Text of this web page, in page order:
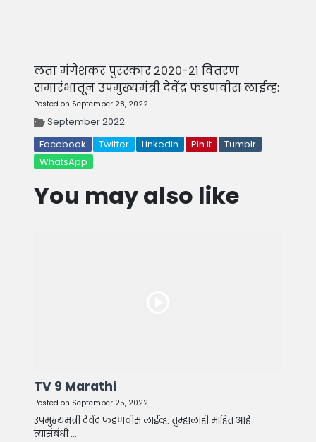
लता मंगेशकर पुरस्कार २०२०-२१ वितरण
समारंभातून उपमुख्यमंत्री देवेंद्र फडणवीस लाईव्ह:
Posted on September 28, 2022
September 2022
Facebook
Twitter Linkedin Pin It
Tumblr
WhatsApp
You may also like
TV 9 Marathi
Posted on September 25, 2022
उपमुख्यमंत्री देवेंद्र फडणवीस लाईव्ह: तुम्हालाही माहित आहे
त्यासंबंधी ...